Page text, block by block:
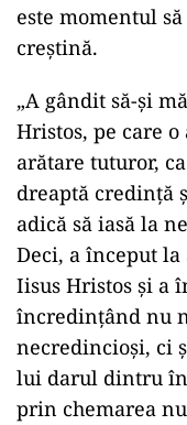
este momentul
creştină.
„A gândit să-şi
Hristos, pe care
arătare tuturor,
dreaptă credinţă
adică să iasă la
Deci, a început
Iisus Hristos şi a
încredinţând nu
necredincioşi, ci
lui darul dintru
prin chemarea